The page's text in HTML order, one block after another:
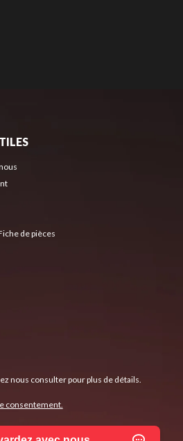
de pièces
nous consulter pour plus de détails.
consentement.